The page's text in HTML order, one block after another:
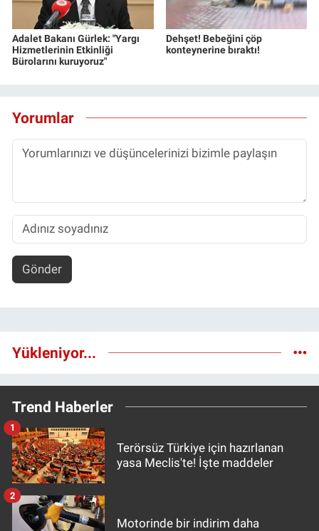
Adalet Bakanı Gürlek: "Yargı
Hizmetlerinin Etkinliği
Bürolarını kuruyoruz"
Dehşet! Bebeğini çöp
konteynerine bıraktı!
Yorumlar
Gönder
Yükleniyor...
Trend Haberler
Terörsüz Türkiye için hazırlanan
yasa Meclis'te! İşte maddeler
1
Motorinde bir indirim daha
2